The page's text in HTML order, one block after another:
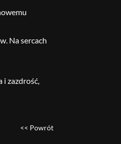
Na sercach
i zazdrość,
<< Powrót